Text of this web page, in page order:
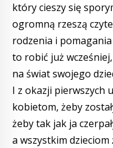
który cieszy się
ogromną rzeszą
rodzenia i
to robić już
na świat swojego
I z okazji pierwszych
kobietom, żeby
żeby tak jak ja
a wszystkim dzieciom